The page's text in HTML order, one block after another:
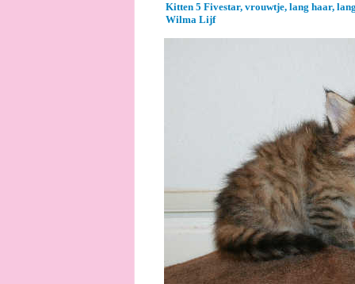
Kitten 5 Fivestar, vrouwtje, lang haar,
Wilma Lijf